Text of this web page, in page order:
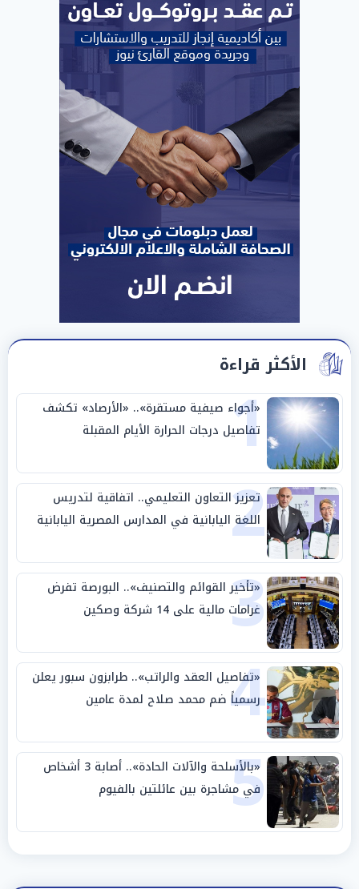
الأكثر قراءة
1
«أجواء صيفية مستقرة».. «الأرصاد» تكشف
تفاصيل درجات الحرارة الأيام المقبلة
2
تعزيز التعاون التعليمي.. اتفاقية لتدريس
اللغة اليابانية في المدارس المصرية اليابانية
3
«تأخير القوائم والتصنيف».. البورصة تفرض
غرامات مالية على 14 شركة وصكين
4
«تفاصيل العقد والراتب».. طرابزون سبور يعلن
رسمياً ضم محمد صلاح لمدة عامين
5
«بالأسلحة والآلات الحادة».. أصابة 3 أشخاص
في مشاجرة بين عائلتين بالفيوم